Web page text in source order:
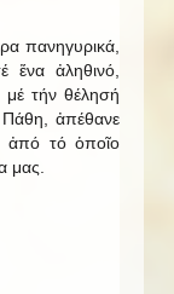
πανηγυρικά,
ἕνα ἀληθινό,
μέ τήν θέλησή
ἀπέθανε
ἀπό τό ὁποῖο
μας.